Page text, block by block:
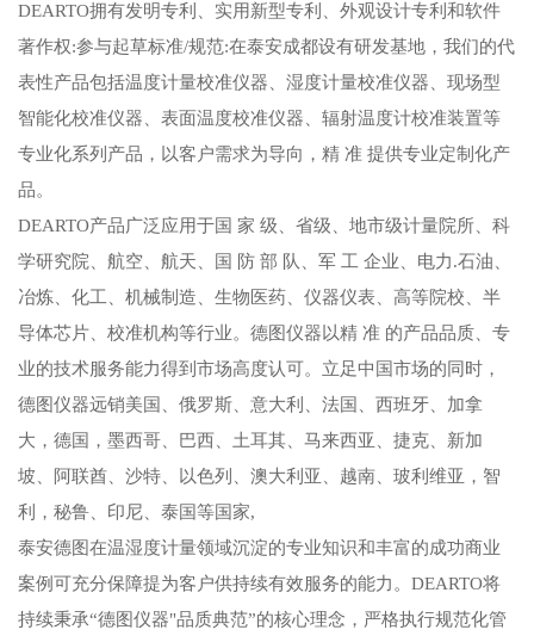
DEARTO拥有发明专利、实用新型专利、外观设计专利和软件
著作权:参与起草标准/规范:在泰安成都设有研发基地，我们的代
表性产品包括温度计量校准仪器、湿度计量校准仪器、现场型
智能化校准仪器、表面温度校准仪器、辐射温度计校准装置等
专业化系列产品，以客户需求为导向，精 准 提供专业定制化产
品。
DEARTO产品广泛应用于国 家 级、省级、地市级计量院所、科
学研究院、航空、航天、国 防 部 队、军 工 企业、电力.石油、
冶炼、化工、机械制造、生物医药、仪器仪表、高等院校、半
导体芯片、校准机构等行业。德图仪器以精 准 的产品品质、专
业的技术服务能力得到市场高度认可。立足中国市场的同时，
德图仪器远销美国、俄罗斯、意大利、法国、西班牙、加拿
大，德国，墨西哥、巴西、土耳其、马来西亚、捷克、新加
坡、阿联酋、沙特、以色列、澳大利亚、越南、玻利维亚，智
利，秘鲁、印尼、泰国等国家,
泰安德图在温湿度计量领域沉淀的专业知识和丰富的成功商业
案例可充分保障提为客户供持续有效服务的能力。DEARTO将
持续秉承“德图仪器"品质典范”的核心理念，严格执行规范化管